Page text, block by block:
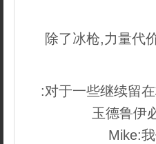
除了冰枪,力量代
:对于一些继续留
玉德鲁伊
Mike: